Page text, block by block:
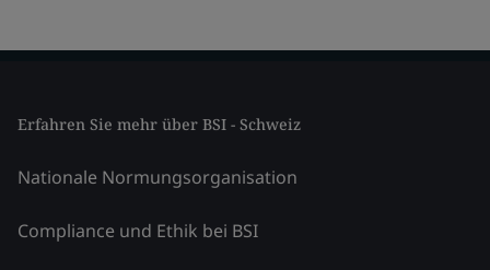
Erfahren Sie mehr über BSI - Schweiz
Nationale Normungsorganisation
Compliance und Ethik bei BSI